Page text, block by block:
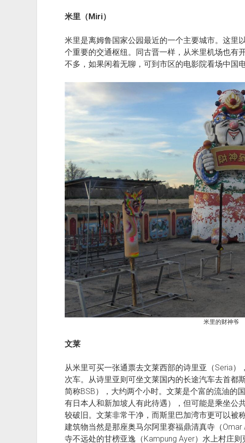
米里（Miri）
米里是离姆鲁国家公园最近的一个主要城市。这里
个重要的交通枢纽。同古晋一样，从米里机场也有
不多，如果闲着无聊，可到市区的电影院看场中国电
米里的财神爷
文莱
从米里可买一张通票去文莱西部的诗里亚（Seria
次车。从诗里亚则可坐文莱国内的长途汽车去首都
简称BSB），大约两个小时。文莱是个富的流油的
有日本人和新加坡人有此待遇），但可能是乘坐公
较破旧。文莱非常干净，而斯里巴加湾市更可以被
建筑物当然是那座奥马尔阿里赛福鼎清真寺（
寺不远处的甘榜亚逸（Kampung Ayer）水上村庄